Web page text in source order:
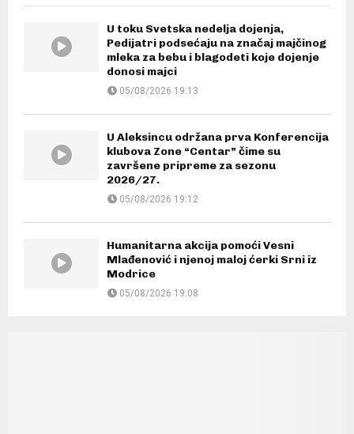
U toku Svetska nedelja dojenja,
Pedijatri podsećaju na značaj majčinog
mleka za bebu i blagodeti koje dojenje
donosi majci
05/08/2026 19:13
U Aleksincu održana prva Konferencija
klubova Zone “Centar” čime su
završene pripreme za sezonu
2026/27.
05/08/2026 19:12
Humanitarna akcija pomoći Vesni
Mlađenović i njenoj maloj ćerki Srni iz
Modrice
05/08/2026 19:08